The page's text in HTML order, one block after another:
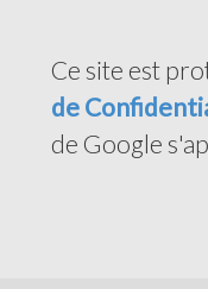
Ce site est
de
de Google